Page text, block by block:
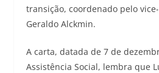
transição, coordenado pelo
Geraldo Alckmin.
A carta, datada de 7 de
Assistência Social, lembra que